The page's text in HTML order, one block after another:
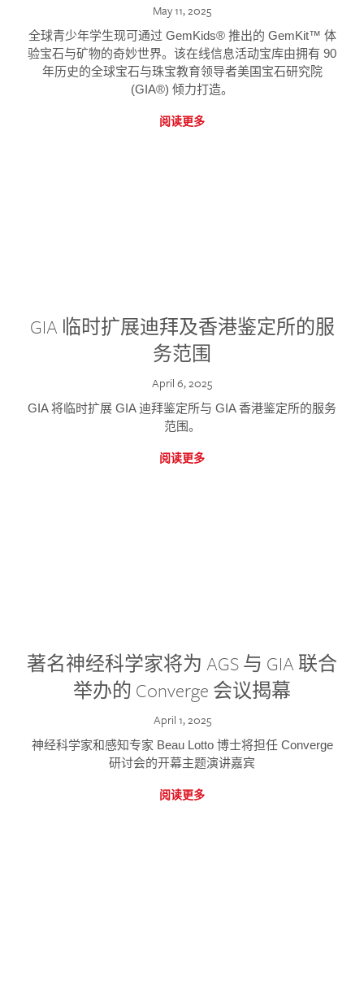
May 11, 2025
全球青少年学生现可通过 GemKids® 推出的 GemKit™ 体
验宝石与矿物的奇妙世界。该在线信息活动宝库由拥有 90
年历史的全球宝石与珠宝教育领导者美国宝石研究院
(GIA®) 倾力打造。
阅读更多
GIA 临时扩展迪拜及香港鉴定所的服
务范围
April 6, 2025
GIA 将临时扩展 GIA 迪拜鉴定所与 GIA 香港鉴定所的服务
范围。
阅读更多
著名神经科学家将为 AGS 与 GIA 联合
举办的 Converge 会议揭幕
April 1, 2025
神经科学家和感知专家 Beau Lotto 博士将担任 Converge
研讨会的开幕主题演讲嘉宾
阅读更多